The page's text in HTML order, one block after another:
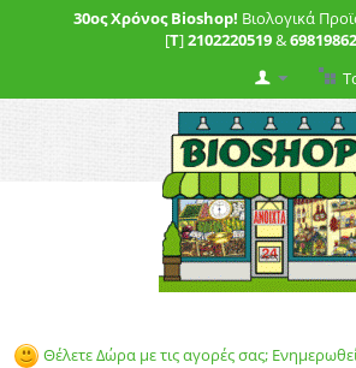
30ος Χρόνος Bioshop! Βιολογικά
[T]2102220519&
Θέλετε Δώρα με τις αγορές σας;